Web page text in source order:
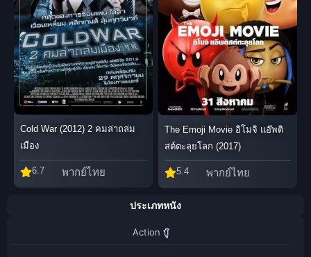
Cold War (2012) 2 คมล่าถล่ม
เมือง
6.7 พากย์ไทย
The Emoji Movie อิโมจิ แอ๊พติ
สต์ตะลุยโลก (2017)
5.4 พากย์ไทย
ประเภทหนัง
Action บู๊